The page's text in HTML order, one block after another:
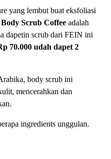
yang lembut buat eksfoliasi
Scrub Coffee adalah
dapetin scrub dari FEIN ini
70.000 udah dapet 2
body scrub ini
mencerahkan dan
ingredients unggulan.